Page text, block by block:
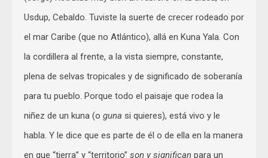
Usdup, Cebaldo. Tuviste la suerte de crecer rodeado por
el mar Caribe (que no Atlántico), allá en Kuna Yala. Con
la cordillera al frente, a la vista siempre, constante,
plena de selvas tropicales y de significado de soberanía
para tu pueblo. Porque todo el paisaje que rodea la
niñez de un kuna (o guna si quieres), está vivo y le
habla. Y le dice que es parte de él o de ella en la manera
en que “tierra” y “territorio” son y significan para un